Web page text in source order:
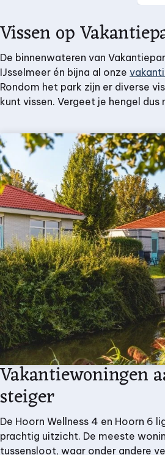
Vissen op
De binnenwateren van
IJsselmeer én bijna al onze
Rondom het park zijn er diverse
kunt vissen. Vergeet je hengel dus
Vakantiewoningen
steiger
De Hoorn Wellness 4 en Hoorn 6
prachtig uitzicht. De meeste
tussensloot, waar onder andere